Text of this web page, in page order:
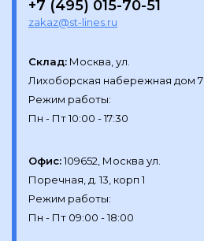
+7 (495) 015-70-51
zakaz@st-lines.ru
Склад: Москва, ул.
Лихоборская набережная дом 7
Режим работы:
Офис:109652, Москва ул.
Поречная, д. 13, корп 1
Режим работы: